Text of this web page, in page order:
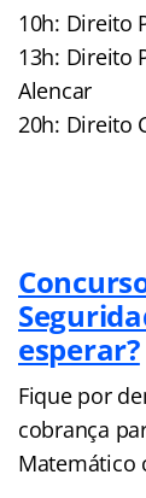
10h: Direito
13h: Direito
Alencar
20h: Direito
esperar?
Fique por
cobrança
Matemático